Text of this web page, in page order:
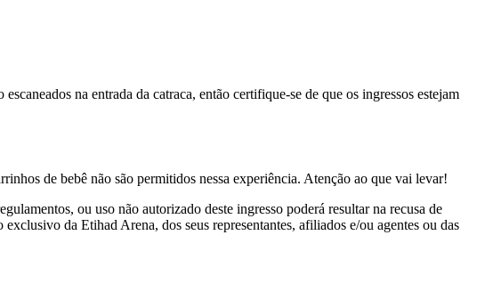
na entrada da catraca, então certifique-se de que os ingressos estejam
de bebê não são permitidos nessa experiência. Atenção ao que vai levar!
ou uso não autorizado deste ingresso poderá resultar na recusa de
da Etihad Arena, dos seus representantes, afiliados e/ou agentes ou das